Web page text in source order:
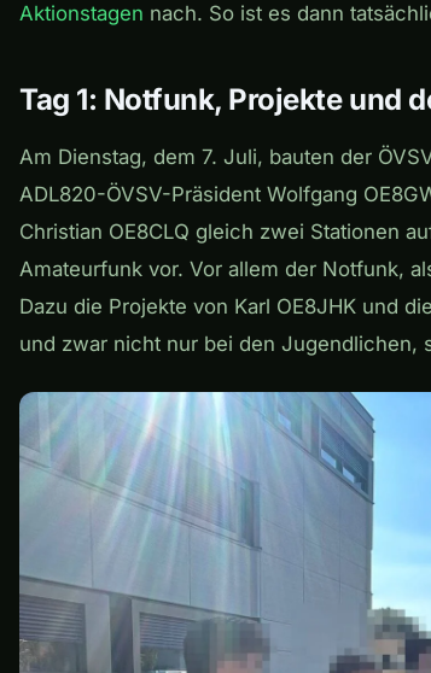
Aktionstagen nach. So ist es dann
Tag 1: Notfunk, Projekte und
Am Dienstag, dem 7. Juli, bauten der
ADL820-ÖVSV-Präsident Wolfgang
Christian OE8CLQ gleich zwei Stationen
Amateurfunk vor. Vor allem der Notfunk,
Dazu die Projekte von Karl OE8JHK und
und zwar nicht nur bei den Jugendlichen,